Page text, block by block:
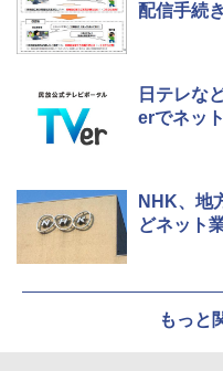
配信手続
日テレな
erでネッ
NHK、地
どネット
もっと